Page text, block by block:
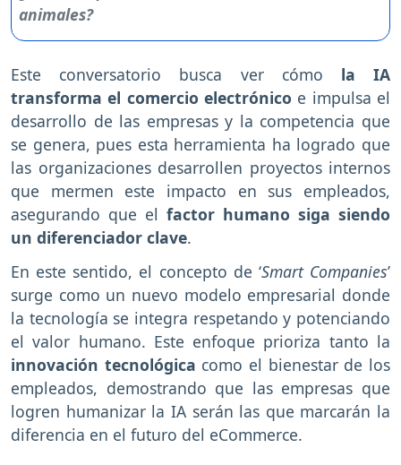
Este conversatorio busca ver cómo la IA
transforma el comercio electrónico e impulsa el
desarrollo de las empresas y la competencia que
se genera, pues esta herramienta ha logrado que
las organizaciones desarrollen proyectos internos
que mermen este impacto en sus empleados,
asegurando que el factor humano siga siendo
un diferenciador clave.
En este sentido, el concepto de ‘Smart Companies’
surge como un nuevo modelo empresarial donde
la tecnología se integra respetando y potenciando
el valor humano. Este enfoque prioriza tanto la
innovación tecnológica como el bienestar de los
empleados, demostrando que las empresas que
logren humanizar la IA serán las que marcarán la
diferencia en el futuro del eCommerce.